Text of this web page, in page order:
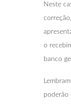
Neste
o
banco
poderão